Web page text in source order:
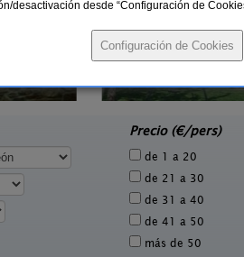
Casa Rural Caño
Precio (€/pers)
de 1 a 20
de 21 a 30
de 31 a 40
de 41 a 50
más de 50
desactivación desde “Configuración de